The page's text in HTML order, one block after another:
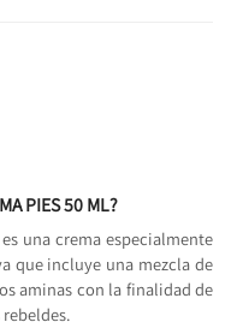
PIES 50 ML?
es una crema especialmente
que incluye una mezcla de
aminas con la finalidad de